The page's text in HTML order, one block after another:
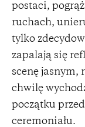
postaci,
ruchach,
tylko
zapalają się
scenę jasnym,
chwilę
początku
ceremoniału.